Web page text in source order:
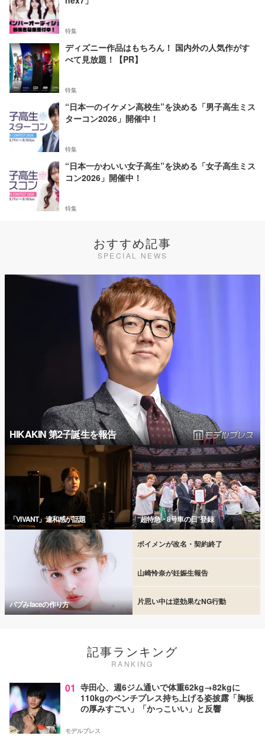
特集
ディズニー作品はもちろん！ 国内外の人気作がす
べて見放題！【PR】
特集
“日本一のイケメン高校生”を決める「男子高生ミス
ターコン2026」開催中！
特集
“日本一かわいい女子高生”を決める「女子高生ミス
コン2026」開催中！
特集
おすすめ記事
SPECIAL NEWS
HIKAKIN 第2子誕生を報告
「VIVANT」違和感が話題 “超特急・8号車の日”登録
バブみfaceの作り方
ボイメンが改名・契約終了
山崎怜奈が妊娠生報告
片思い中は逆効果なNG行動
記事ランキング
RANKING
01 寺田心、週6ジム通いで体重62kg→82kgに
110kgのベンチプレス持ち上げる姿披露「胸板
の厚みすごい」「かっこいい」と反響
モデルプレス